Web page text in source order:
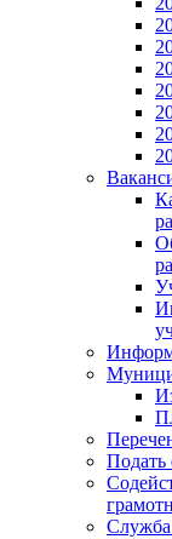
Подать
Служба